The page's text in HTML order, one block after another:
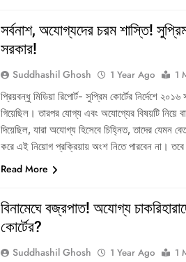
সর্বনাশ, অযোগ্যদের চরম শাস্তি!
সরকার!
Suddhashil Ghosh 1 Year Ago
1
প্রিয়বন্ধু মিডিয়া রিপোর্ট- সুপ্রিম কোর্টের নির্দেশে
গিয়েছিল। তারপর যোগ্য এবং অযোগ্যের বিষয়টি নিয়ে
দিয়েছিল, যারা অযোগ্য হিসেবে চিহ্নিত, তাদের যেমন
করে এই নিয়োগ প্রক্রিয়ায় অংশ নিতে পারবেন না। তবে
Read More
বিনামেঘে বজ্রপাত! অযোগ্য
কোর্টের?
Suddhashil Ghosh 1 Year Ago
1